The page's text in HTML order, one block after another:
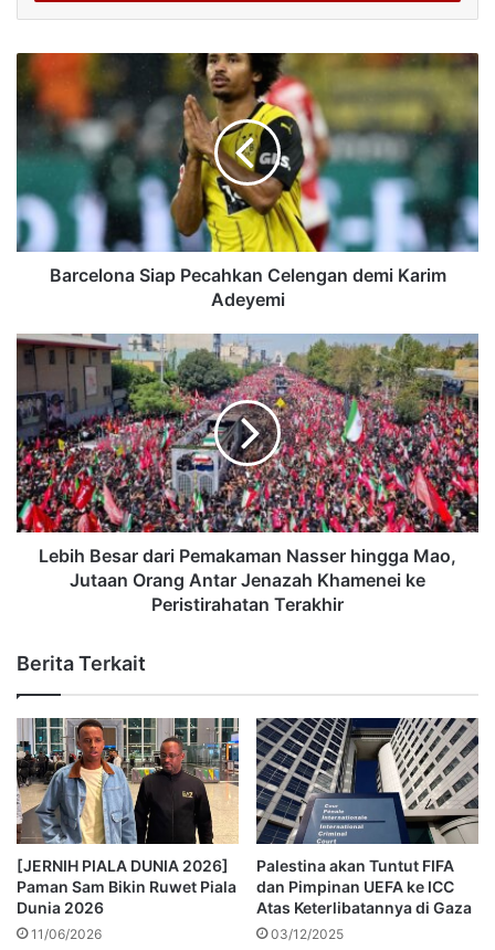
Barcelona Siap Pecahkan Celengan demi Karim
Adeyemi
Lebih Besar dari Pemakaman Nasser hingga Mao,
Jutaan Orang Antar Jenazah Khamenei ke
Peristirahatan Terakhir
Berita Terkait
[JERNIH PIALA DUNIA 2026]
Paman Sam Bikin Ruwet Piala
Dunia 2026
11/06/2026
Palestina akan Tuntut FIFA
dan Pimpinan UEFA ke ICC
Atas Keterlibatannya di Gaza
03/12/2025